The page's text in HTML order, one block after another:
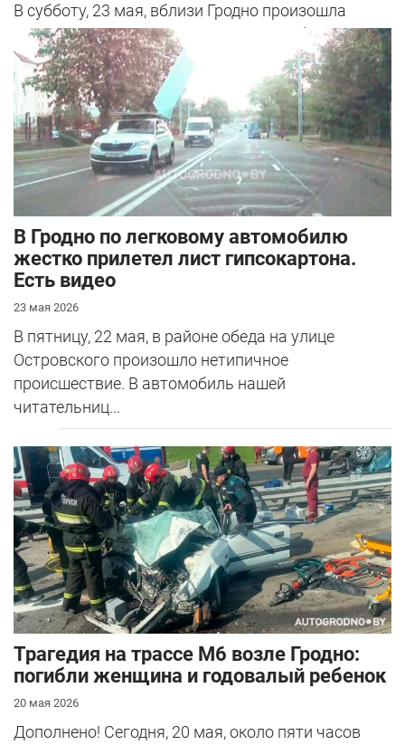
В субботу, 23 мая, вблизи Гродно произошла
серьезная авария – столкнулись Mazda и
Peugeot. Читатель АвтоГродно поделился...
В Гродно по легковому автомобилю
жестко прилетел лист гипсокартона.
Есть видео
23 мая 2026
В пятницу, 22 мая, в районе обеда на улице
Островского произошло нетипичное
происшествие. В автомобиль нашей
читательниц...
Трагедия на трассе М6 возле Гродно:
погибли женщина и годовалый ребенок
20 мая 2026
Дополнено! Сегодня, 20 мая, около пяти часов